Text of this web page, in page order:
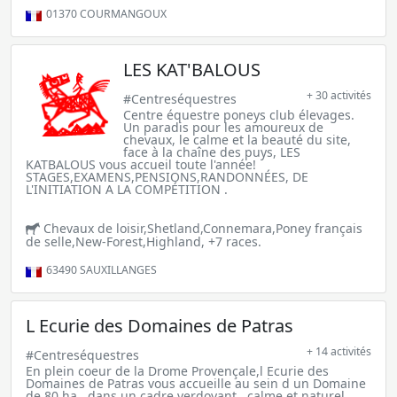
01370COURMANGOUX
LES KAT'BALOUS
#Centreséquestres + 30 activités
Centre équestre poneys club élevages.
Un paradis pour les amoureux de
chevaux, le calme et la beauté du site,
face à la chaîne des puys, LES
KATBALOUS vous accueil toute l'année!
STAGES,EXAMENS,PENSIONS,RANDONNÉES, DE
L'INITIATION A LA COMPÉTITION .
Chevaux de loisir,Shetland,Connemara,Poney français
de selle,New-Forest,Highland, +7 races.
63490SAUXILLANGES
L Ecurie des Domaines de Patras
#Centreséquestres + 14 activités
En plein coeur de la Drome Provençale,l Ecurie des
Domaines de Patras vous accueille au sein d un Domaine